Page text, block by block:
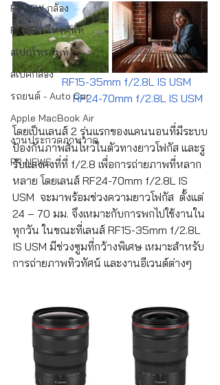
REVIEW กล้อง
REVIEW โทรศัพท์
สเปกโทรศัพท์
สเปคกล้อง
รถยนต์ - Auto Car
Apple MacBook Air
งานประกวดภาพวาด
PR-NEWS
                  RF15-35mm f/2.8L IS USM
                      RF24-70mm f/2.8L IS USM
โดยเป็นเลนส์ 2 รุ่นแรกของแคนนอนที่มีระบบ
ป้องกันภาพสั่นไหวในตัวทางยาวโฟกัส และรู
รับแสงคงที่ที่ f/2.8 เพื่อการถ่ายภาพที่หลาก
หลาย โดยเลนส์ RF24-70mm f/2.8L IS
USM  จะมาพร้อมช่วงความยาวโฟกัส  ตั้งแต่
24 – 70 มม. จึงเหมาะกับการพกไปใช้งานใน
ทุกวัน ในขณะที่เลนส์ RF15-35mm f/2.8L
IS USM มีช่วงซูมที่กว้างพิเศษ เหมาะสำหรับ
การถ่ายภาพทิวทัศน์ และงานอีเวนต์ต่างๆ